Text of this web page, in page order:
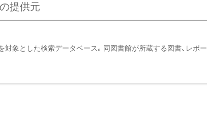
提供元
象とした検索データベース。同図書館が所蔵する図書、レポー